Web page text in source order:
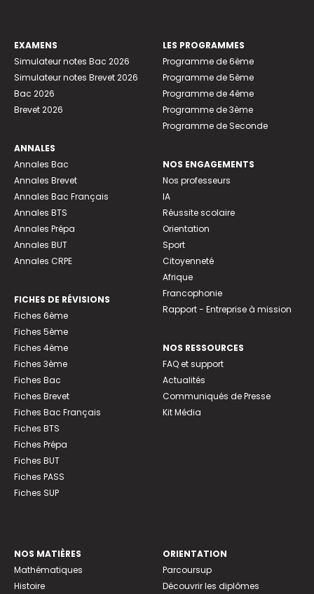
EXAMENS
Simulateur notes Bac 2026
Simulateur notes Brevet 2026
Bac 2026
Brevet 2026
ANNALES
Annales Bac
Annales Brevet
Annales Bac Français
Annales BTS
Annales Prépa
Annales BUT
Annales CRPE
FICHES DE RÉVISIONS
Fiches 6ème
Fiches 5ème
Fiches 4ème
Fiches 3ème
Fiches Bac
Fiches Brevet
Fiches Bac Français
Fiches BTS
Fiches Prépa
Fiches BUT
Fiches PASS
Fiches SUP
LES PROGRAMMES
Programme de 6ème
Programme de 5ème
Programme de 4ème
Programme de 3ème
Programme de Seconde
NOS ENGAGEMENTS
Nos professeurs
IA
Réussite scolaire
Orientation
Sport
Citoyenneté
Afrique
Francophonie
Rapport - Entreprise à mission
NOS RESSOURCES
FAQ et support
Actualités
Communiqués de Presse
Kit Média
NOS MATIÈRES
Mathématiques
Histoire
ORIENTATION
Parcoursup
Découvrir les diplômes